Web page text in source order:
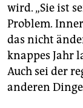
wird. „Sie ist
Problem.
das nicht
knappes Jahr
Auch sei der
anderen